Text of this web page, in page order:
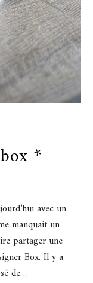
*
avec un
manquait un
partager une
Box. Il y a
de…